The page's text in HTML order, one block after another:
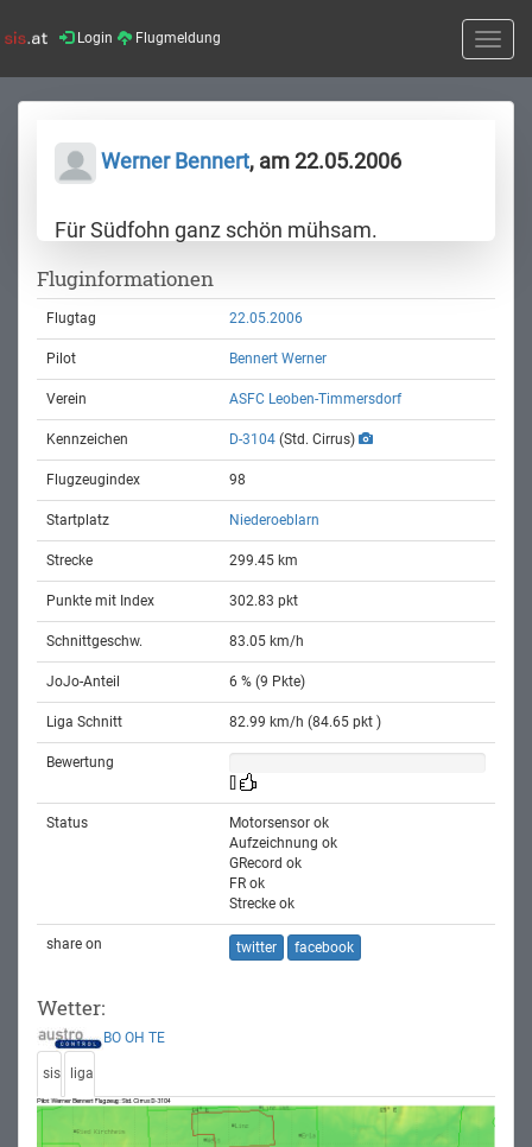
Login Flugmeldung
Toggle
Werner Bennert, am 22.05.2006
Für Südfohn ganz schön mühsam.
Fluginformationen
Flugtag 22.05.2006
Pilot Bennert Werner
Verein ASFC Leoben-Timmersdorf
Kennzeichen D-3104 (Std. Cirrus)
Flugzeugindex 98
Startplatz Niederoeblarn
Strecke 299.45 km
Punkte mit Index 302.83 pkt
Schnittgeschw. 83.05 km/h
JoJo-Anteil 6 % (9 Pkte)
Liga Schnitt 82.99 km/h (84.65 pkt )
Bewertung
Status
Motorsensor ok
Aufzeichnung ok
GRecord ok
FR ok
Strecke ok
share on twitter facebook
Wetter:
BO OH TE
sis liga